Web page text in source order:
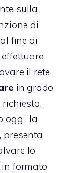
sulla
di
fine di
effettuare
il rete
in grado
oggi, la
, presenta
lo
in formato